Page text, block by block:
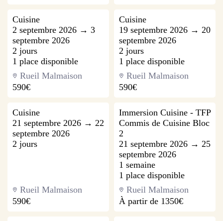
Cuisine
2 septembre 2026 → 3
septembre 2026
2 jours
1 place disponible
Rueil Malmaison
590€
Cuisine
19 septembre 2026 → 20
septembre 2026
2 jours
1 place disponible
Rueil Malmaison
590€
Cuisine
21 septembre 2026 → 22
septembre 2026
2 jours
Rueil Malmaison
590€
Immersion Cuisine - TFP
Commis de Cuisine Bloc
2
21 septembre 2026 → 25
septembre 2026
1 semaine
1 place disponible
Rueil Malmaison
À partir de 1350€